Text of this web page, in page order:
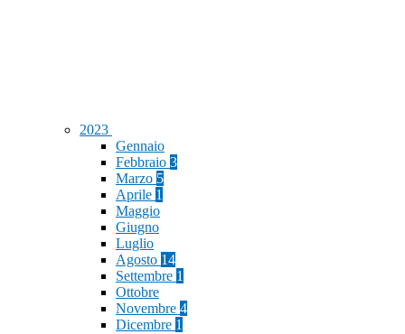
2023
Gennaio
Febbraio 3
Marzo 5
Aprile 1
Maggio
Giugno
Luglio
Agosto 14
Settembre 1
Ottobre
Novembre 4
Dicembre 1